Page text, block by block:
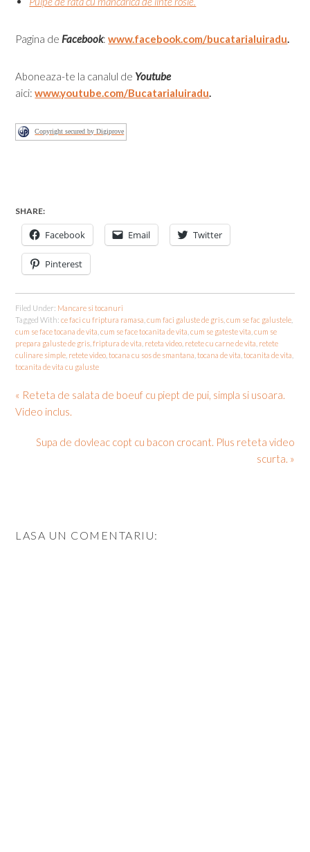
Pagina deFacebook: www.facebook.com/bucatarialuiradu.
Aboneaza-te la canalul de Youtube
aici: www.youtube.com/Bucatarialuiradu.
Copyright secured by Digiprove
SHARE:
Facebook Email Twitter
Pinterest
Filed Under: Mancare si tocanuri
Tagged With:ce faci cu friptura ramasa ,cum faci galuste de gris ,cum se fac galustele
cum se face tocana de vita ,cum se face tocanita de vita ,cum se gateste vita ,cum se
prepara galuste de gris ,friptura de vita reteta video retete cu carne de vita retete
culinare simple retete video ,tocana cu sos de smantana ,tocana de vita ,tocanita de vita
tocanita de vita cu galuste
« Reteta de salata de boeuf cu piept de pui, simpla si usoara.
Video inclus.
Supa de dovleac copt cu bacon crocant. Plus reteta video
scurta. »
LASA UN COMENTARIU: